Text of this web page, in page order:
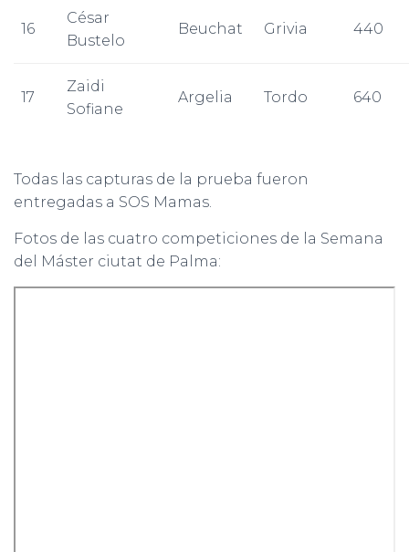
16
César
Bustelo
Beuchat Grivia 440
17
Zaidi
Sofiane
Argelia Tordo 640
Todas las capturas de la prueba fueron
entregadas a SOS Mamas.
Fotos de las cuatro competiciones de la Semana
del Máster ciutat de Palma: